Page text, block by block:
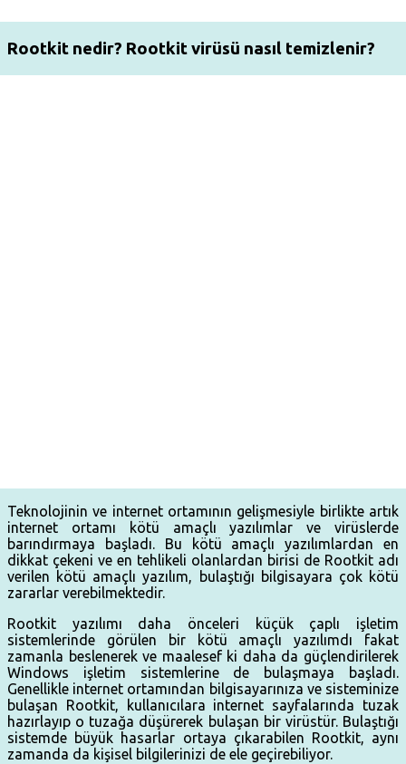
Rootkit nedir? Rootkit virüsü nasıl temizlenir?
Teknolojinin ve internet ortamının gelişmesiyle birlikte artık
internet ortamı kötü amaçlı yazılımlar ve virüslerde
barındırmaya başladı. Bu kötü amaçlı yazılımlardan en
dikkat çekeni ve en tehlikeli olanlardan birisi de Rootkit adı
verilen kötü amaçlı yazılım, bulaştığı bilgisayara çok kötü
zararlar verebilmektedir.
Rootkit yazılımı daha önceleri küçük çaplı işletim
sistemlerinde görülen bir kötü amaçlı yazılımdı fakat
zamanla beslenerek ve maalesef ki daha da güçlendirilerek
Windows işletim sistemlerine de bulaşmaya başladı.
Genellikle internet ortamından bilgisayarınıza ve sisteminize
bulaşan Rootkit, kullanıcılara internet sayfalarında tuzak
hazırlayıp o tuzağa düşürerek bulaşan bir virüstür. Bulaştığı
sistemde büyük hasarlar ortaya çıkarabilen Rootkit, aynı
zamanda da kişisel bilgilerinizi de ele geçirebiliyor.